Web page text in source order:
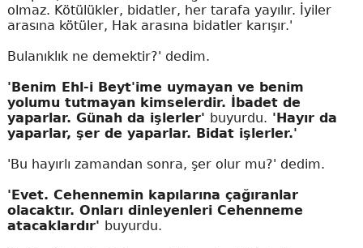
olmaz. Kötülükler, bidatler, her tarafa yayılır. İyiler
arasına kötüler, Hak arasına bidatler karışır.'
Bulanıklık ne demektir?' dedim.
'Benim Ehl-i Beyt'ime uymayan ve benim
yolumu tutmayan kimselerdir. İbadet de
yaparlar. Günah da işlerler' buyurdu. 'Hayır da
yaparlar, şer de yaparlar. Bidat işlerler.'
'Bu hayırlı zamandan sonra, şer olur mu?' dedim.
'Evet. Cehennemin kapılarına çağıranlar
olacaktır. Onları dinleyenleri Cehenneme
atacaklardır' buyurdu.